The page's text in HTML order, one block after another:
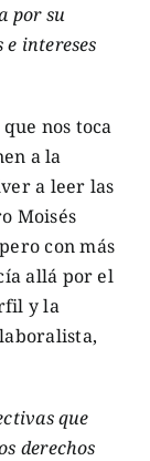
por su
e intereses
nos toca
a la
a leer las
Moisés
con más
allá por el
y la
que
derechos